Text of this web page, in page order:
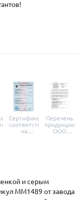
Сертификат
соответствия
на
Перечень
продукции
ООО
и серым
ММ1489 от завода